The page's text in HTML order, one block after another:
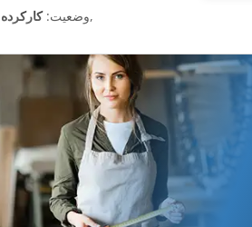
وضعیت:کارکرده ,